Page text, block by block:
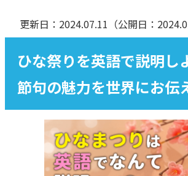
更新日：2024.07.11 （公開日：
ひな祭りを英語で説明し
節句の魅力を世界にお伝